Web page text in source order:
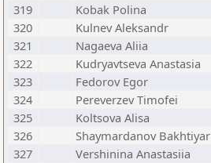
319
Kobak Polina
320
Kulnev Aleksandr
321
Nagaeva Aliia
322
Kudryavtseva Anastasia
323
Fedorov Egor
324
Pereverzev Timofei
325
Koltsova Alisa
326
Shaymardanov Bakhtiyar
327
Vershinina Anastasiia